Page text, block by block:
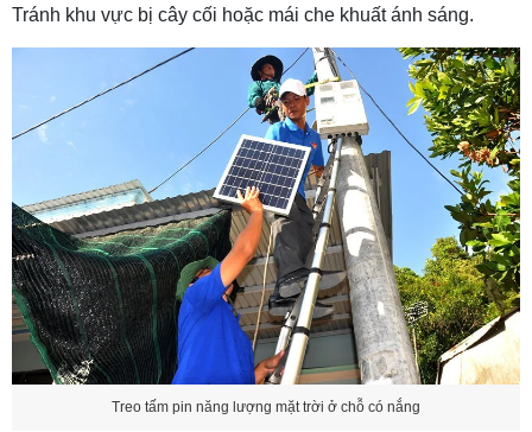
Tránh khu vực bị cây cối hoặc mái che khuất ánh sáng.
Treo tấm pin năng lượng mặt trời ở chỗ có nắng